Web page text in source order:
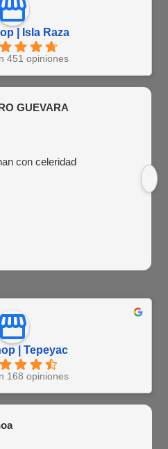
| Isla Raza
451 opiniones
GUEVARA
con celeridad
| Tepeyac
168 opiniones